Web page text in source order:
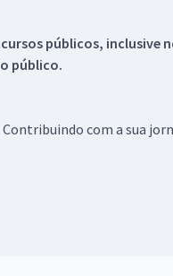
públicos, inclusive
público.
com a sua